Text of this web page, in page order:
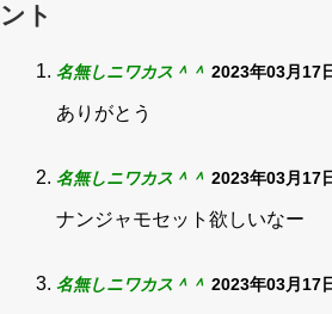
ント
名無しニワカス＾＾ 2023年03月17
ありがとう
名無しニワカス＾＾ 2023年03月17
ナンジャモセット欲しいなー
名無しニワカス＾＾ 2023年03月17